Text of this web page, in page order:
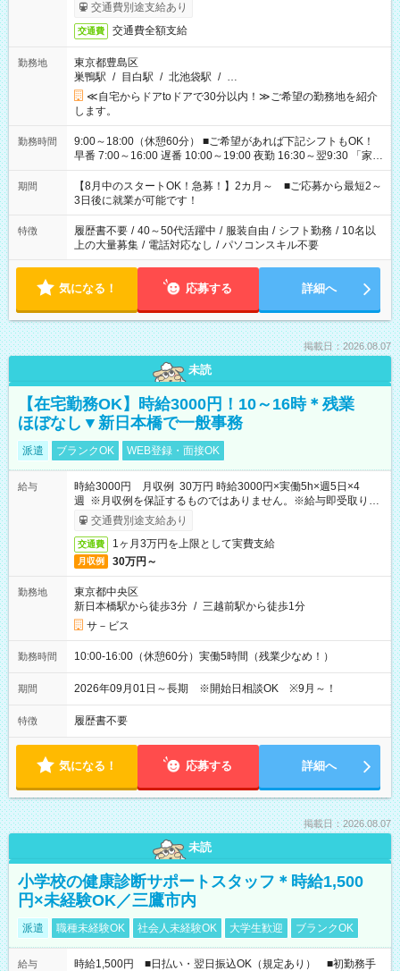
交通費別途支給あり
交通費 交通費全額支給
勤務地
東京都豊島区
巣鴨駅 / 目白駅 / 北池袋駅 / …
≪自宅からドアtoドアで30分以内！≫ご希望の勤務地を紹介
します。
勤務時間
9:00～18:00（休憩60分） ■ご希望があれば下記シフトもOK！
早番 7:00～16:00 遅番 10:00～19:00 夜勤 16:30～翌9:30 「家族
と休みを合わせたい」 「余裕を持って夕飯の準備がしたい」
「できれば残業はしたくない」 など、ご希望を教えてください
ね。 ※Wワーク希望の方へ 今ご覧のお仕事で希望する勤務時間
と、もう1つのお仕事の勤務時間。 合計で週40時間を超える場
合は応募できません。
期間
【8月中のスタートOK！急募！】2カ月～ ■ご応募から最短2～
3日後に就業が可能です！
特徴 履歴書不要 / 40～50代活躍中 / 服装自由 / シフト勤務 / 10名以
上の大量募集 / 電話対応なし / パソコンスキル不要
気になる！ 応募する 詳細へ
掲載日：2026.08.07
未読
【在宅勤務OK】時給3000円！10～16時＊残業
ほぼなし▼新日本橋で一般事務
派遣 ブランクOK WEB登録・面接OK
給与
時給3000円 月収例 30万円 時給3000円×実働5h×週5日×4
週 ※月収例を保証するものではありません。※給与即受取りサ
ービス利用可（利用条件有）
交通費別途支給あり
交通費 1ヶ月3万円を上限として実費支給
月収例 30万円～
勤務地
東京都中央区
新日本橋駅から徒歩3分 / 三越前駅から徒歩1分
サ－ビス
勤務時間 10:00-16:00（休憩60分）実働5時間（残業少なめ！）
期間 2026年09月01日～長期 ※開始日相談OK ※9月～！
特徴 履歴書不要
気になる！ 応募する 詳細へ
掲載日：2026.08.07
未読
小学校の健康診断サポートスタッフ＊時給1,500
円×未経験OK／三鷹市内
派遣 職種未経験OK 社会人未経験OK 大学生歓迎 ブランクOK
給与
時給1,500円 ■日払い・翌日振込OK（規定あり） ■初勤務手